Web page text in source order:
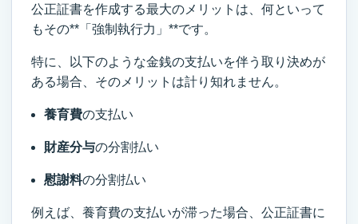
公正証書を作成する最大のメリットは、何といって
もその**「強制執行力」**です。
特に、以下のような金銭の支払いを伴う取り決めが
ある場合、そのメリットは計り知れません。
養育費の支払い
財産分与の分割払い
慰謝料の分割払い
例えば、養育費の支払いが滞った場合、公正証書に